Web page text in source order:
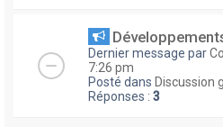
Dernier message par
7:26 pm
Posté dans Discussion
Réponses : 3